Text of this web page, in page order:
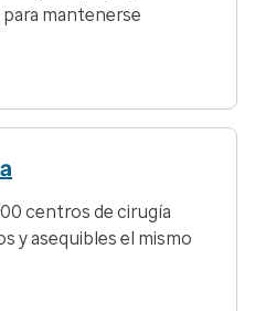
mantenerse
centros de cirugía
y asequibles el mismo